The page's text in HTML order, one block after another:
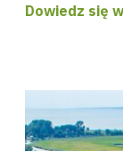
Dowiedz się